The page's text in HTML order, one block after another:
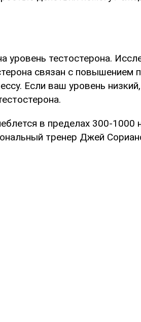
уровень тестостерона.
связан с повышением
Если ваш уровень
в пределах 300-1000
тренер Джей